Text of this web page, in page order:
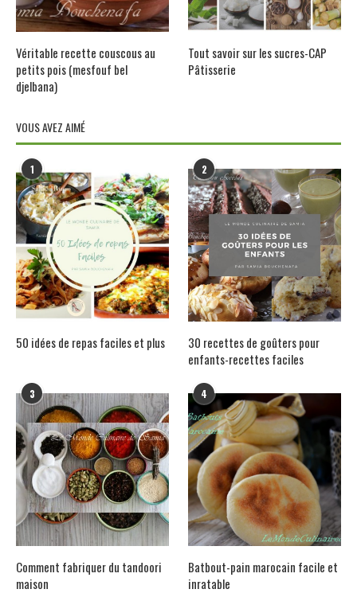
Véritable recette couscous au
petits pois (mesfouf bel
djelbana)
Tout savoir sur les sucres-CAP
Pâtisserie
VOUS AVEZ AIMÉ
1
50 idées de repas faciles et plus
2
30 recettes de goûters pour
enfants-recettes faciles
3
Comment fabriquer du tandoori
maison
4
Batbout-pain marocain facile et
inratable